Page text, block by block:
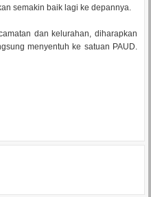
semakin baik lagi ke depannya.
dan kelurahan, diharapkan
menyentuh ke satuan PAUD.